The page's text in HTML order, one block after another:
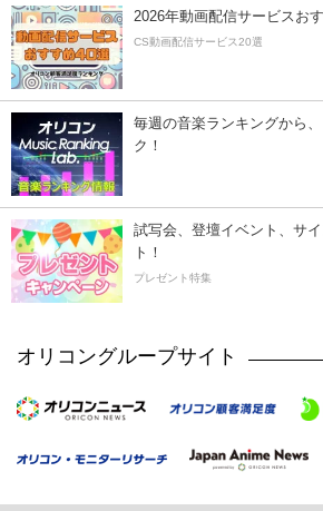
2026年動画配信サービスお
CS動画配信サービス20選
毎週の音楽ランキングから
ク！
試写会、登壇イベント、サ
ト！
プレゼント特集
オリコングループサイト